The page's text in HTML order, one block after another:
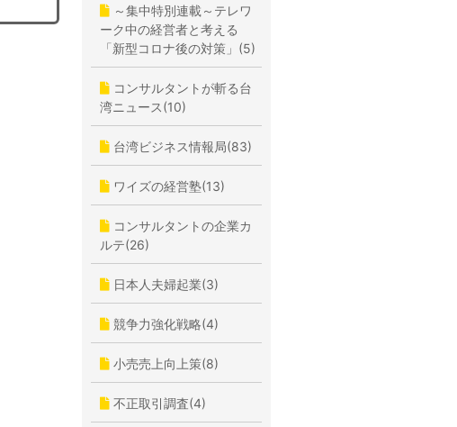
～集中特別連載～テレワ
ーク中の経営者と考える
「新型コロナ後の対策」(5)
コンサルタントが斬る台
湾ニュース(10)
台湾ビジネス情報局(83)
ワイズの経営塾(13)
コンサルタントの企業カ
ルテ(26)
日本人夫婦起業(3)
競争力強化戦略(4)
小売売上向上策(8)
不正取引調査(4)